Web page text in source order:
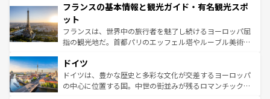
ませてくれるイタリアで、忘れられない旅をしてみよう！
なお、新着のイタリア情報は
しい。
文化が根付くこの国では、情熱的なフラメンコ、熱気あふ
れる闘牛、そして美味しいタパスが生活の一部となってい
る。首都マドリードの洗練された雰囲気や、バルセロナの
アートに溢れた街角から、地方では古代ローマ遺跡や中世
せる。地方によって風土や気候が異なるスペインはその個
性で訪れる人を魅了する。 なお、新着のスペイン情報は コ
ンテンツ一覧を参照してほしい。
フランスの基本情報と観光ガイド・有名観光スポ
ット
フランスは、世界中の旅行者を魅了し続けるヨーロッパ屈
指の観光地だ。首都パリのエッフェル塔やルーブル美術館
で、幅広い魅力が詰まっている。華麗な宮殿、歴史的な大
聖堂、美しいビーチ、そして豊かな自然が、訪れる者を心
から魅了する。また、フランスは美食の国としても知ら
ドイツ
ドイツは、豊かな歴史と多彩な文化が交差するヨーロッパ
の中心に位置する国。中世の街並みが残るロマンチック街